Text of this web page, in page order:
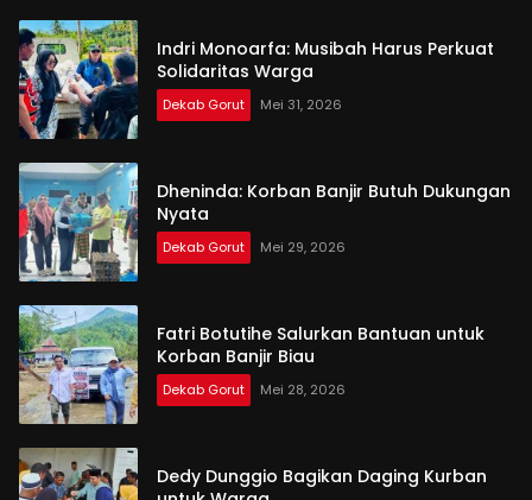
Indri Monoarfa: Musibah Harus Perkuat
Solidaritas Warga
Dekab Gorut Mei 31, 2026
Dheninda: Korban Banjir Butuh Dukungan
Nyata
Dekab Gorut Mei 29, 2026
Fatri Botutihe Salurkan Bantuan untuk
Korban Banjir Biau
Dekab Gorut Mei 28, 2026
Dedy Dunggio Bagikan Daging Kurban